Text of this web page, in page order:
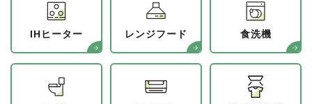
IHヒーター レンジフード 食洗機